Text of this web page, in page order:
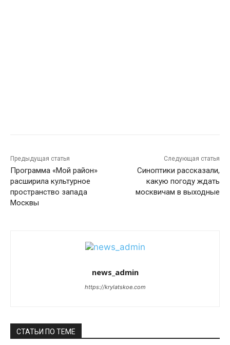
Предыдущая статья
Программа «Мой район»
расширила культурное
пространство запада
Москвы
Следующая статья
Синоптики рассказали,
какую погоду ждать
москвичам в выходные
news_admin
https://krylatskoe.com
СТАТЬИ ПО ТЕМЕ